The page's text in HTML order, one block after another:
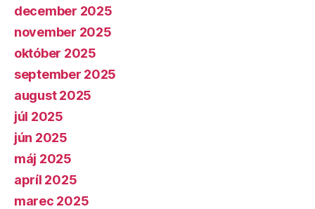
december 2025
november 2025
október 2025
september 2025
august 2025
júl 2025
jún 2025
máj 2025
apríl 2025
marec 2025